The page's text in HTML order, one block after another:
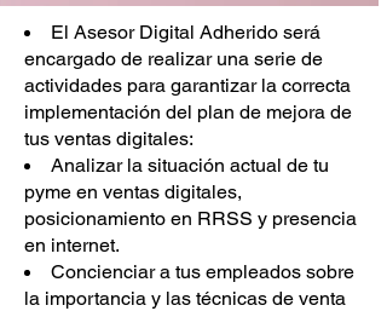
El Asesor Digital Adherido será
encargado de realizar una serie de
actividades para garantizar la correcta
implementación del plan de mejora de
tus ventas digitales:
Analizar la situación actual de tu
pyme en ventas digitales,
posicionamiento en RRSS y presencia
en internet.
Concienciar a tus empleados sobre
la importancia y las técnicas de venta